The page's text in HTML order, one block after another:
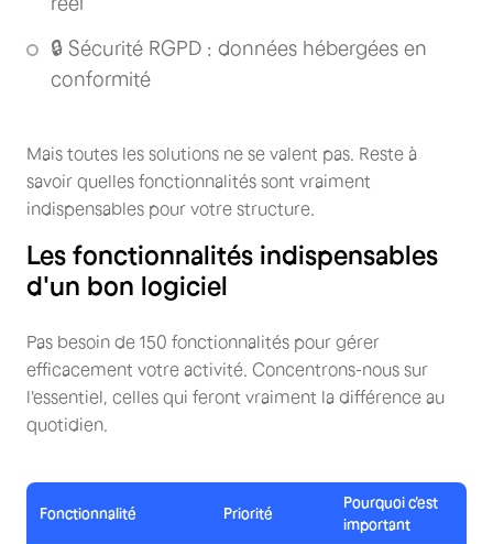
🔒 Sécurité RGPD : données hébergées en
conformité
Mais toutes les solutions ne se valent pas. Reste à
savoir quelles fonctionnalités sont vraiment
indispensables pour votre structure.
Les fonctionnalités indispensables
d'un bon logiciel
Pas besoin de 150 fonctionnalités pour gérer
efficacement votre activité. Concentrons-nous sur
l'essentiel, celles qui feront vraiment la différence au
quotidien.
Fonctionnalité Priorité
Pourquoi c'est
important